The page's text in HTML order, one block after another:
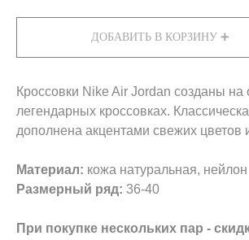
ДОБАВИТЬ В КОРЗИНУ ➕
Кроссовки Nike Air Jordan созданы на
легендарных кроссовках.
дополнена акцентами свежих цветов
Материал: кожа натуральная, нейлон
Размерный ряд: 36-40
При покупке нескольких пар -